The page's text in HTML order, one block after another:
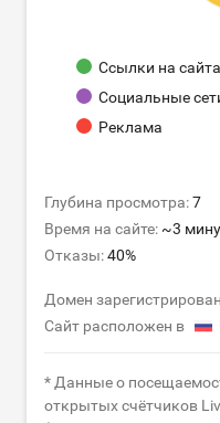
Ссылки на
Социальные
Реклама
Глубина просмотра:7
Время на сайте: ~3
Отказы:40%
Домен зарегистрирован
Сайт расположен в
* Данные о
открытых счётчиков